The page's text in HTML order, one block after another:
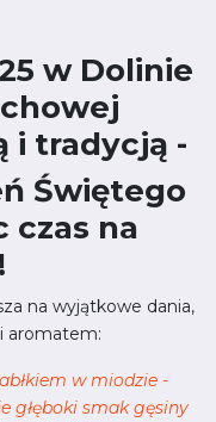
w Dolinie
i tradycją -
Świętego
czas na
na wyjątkowe dania,
aromatem:
w miodzie -
głęboki smak gęsiny